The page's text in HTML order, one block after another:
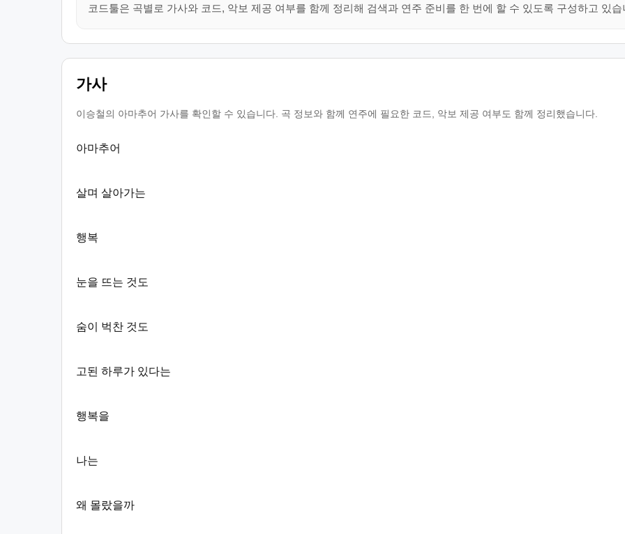
코드툴은 곡별로 가사와 코드, 악보 제공 여부를 함께 정리해 검색과 연주 준비를 한 번에 할 수 있도록 구성하고 있습
가사
이승철의 아마추어 가사를 확인할 수 있습니다. 곡 정보와 함께 연주에 필요한 코드, 악보 제공 여부도 함께 정리했습니다.
아마추어
살며 살아가는
행복
눈을 뜨는 것도
숨이 벅찬 것도
고된 하루가 있다는
행복을
나는
왜 몰랐을까